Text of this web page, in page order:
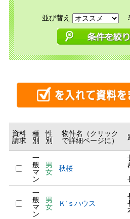
並び替え
資料
請求
種
別
性
別
物件名（クリック
で詳細ページに）
一
般
マ
ン
男
女
秋桜
一
般
マ
ン
男
女
Ｋ’ｓハウス